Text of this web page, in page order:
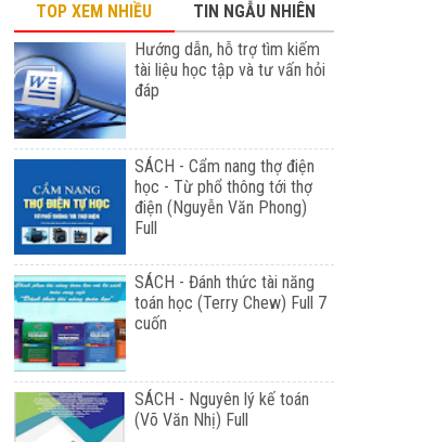
TOP XEM NHIỀU
TIN NGẪU NHIÊN
Hướng dẫn, hỗ trợ tìm kiếm
tài liệu học tập và tư vấn hỏi
đáp
SÁCH - Cẩm nang thợ điện
học - Từ phổ thông tới thợ
điện (Nguyễn Văn Phong)
Full
SÁCH - Đánh thức tài năng
toán học (Terry Chew) Full 7
cuốn
SÁCH - Nguyên lý kế toán
(Võ Văn Nhị) Full